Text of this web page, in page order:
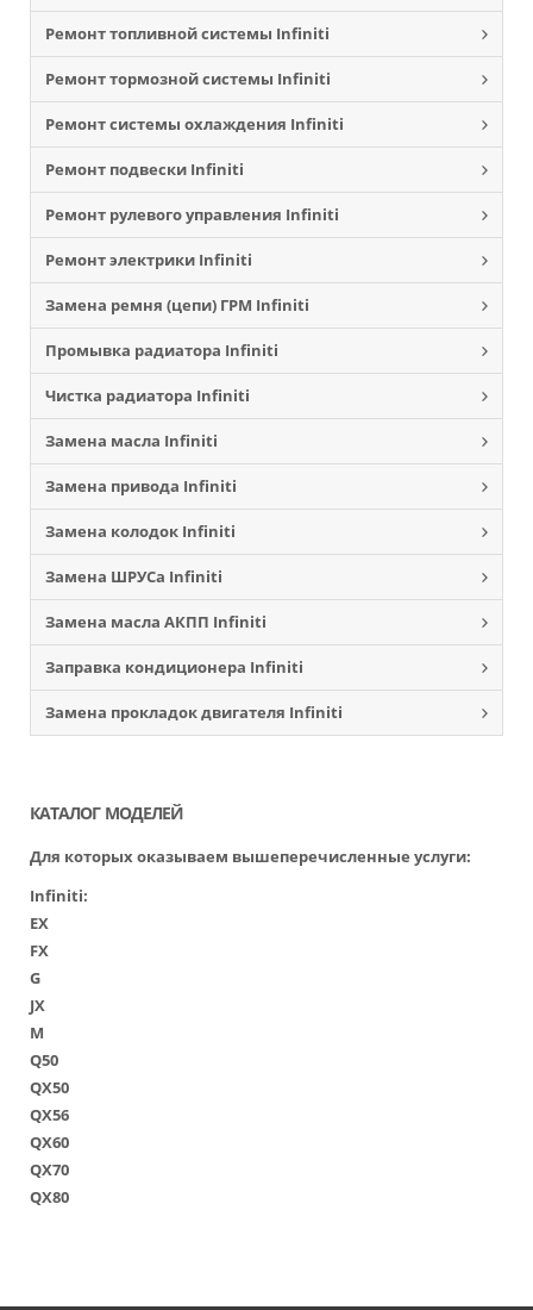
Ремонт топливной системы Infiniti
Ремонт тормозной системы Infiniti
Ремонт системы охлаждения Infiniti
Ремонт подвески Infiniti
Ремонт рулевого управления Infiniti
Ремонт электрики Infiniti
Замена ремня (цепи) ГРМ Infiniti
Промывка радиатора Infiniti
Чистка радиатора Infiniti
Замена масла Infiniti
Замена привода Infiniti
Замена колодок Infiniti
Замена ШРУСа Infiniti
Замена масла АКПП Infiniti
Заправка кондиционера Infiniti
Замена прокладок двигателя Infiniti
КАТАЛОГ МОДЕЛЕЙ
Для которых оказываем вышеперечисленные услуги:
Infiniti:
EX
FX
G
JX
M
Q50
QX50
QX56
QX60
QX70
QX80